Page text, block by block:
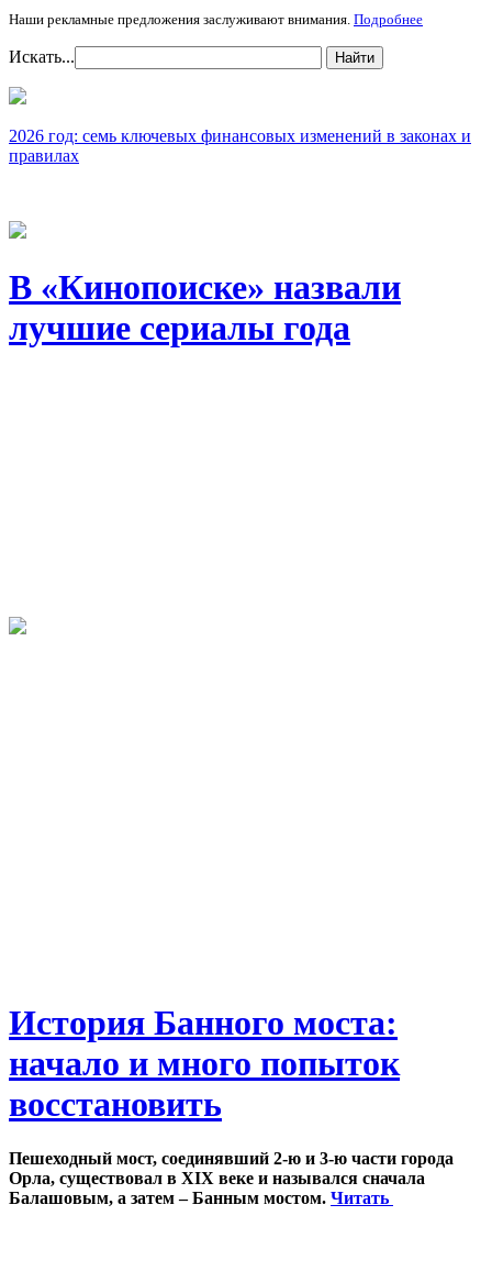
Наши рекламные предложения заслуживают внимания. Подробнее
Искать... Найти
2026 год: семь ключевых финансовых изменений в законах и
правилах
В «Кинопоиске» назвали
лучшие сериалы года
История Банного моста:
начало и много попыток
восстановить
Пешеходный мост, соединявший 2-ю и 3-ю части города
Орла, существовал в XIX веке и назывался сначала
Балашовым, а затем – Банным мостом. Читать